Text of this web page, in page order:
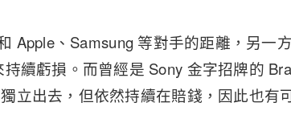
Apple、Samsung 等對手的距離，另一
續虧損。而曾經是 Sony 金字招牌的
立出去，但依然持續在賠錢，因此也有